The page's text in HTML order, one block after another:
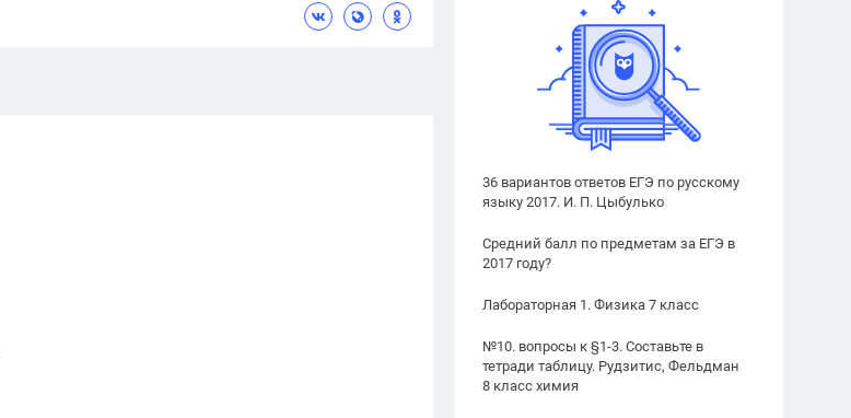
36 вариантов ответов ЕГЭ по русскому
языку 2017. И. П. Цыбулько
Средний балл по предметам за ЕГЭ в
2017 году?
Лабораторная 1. Физика 7 класс
№10. вопросы к §1-3. Составьте в
тетради таблицу. Рудзитис, Фельдман
8 класс химия